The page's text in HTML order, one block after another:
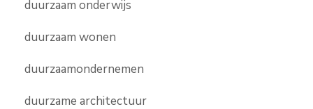
duurzaam onderwijs
duurzaam wonen
duurzaamondernemen
duurzame architectuur